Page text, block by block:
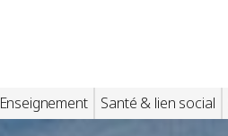
Enseignement Santé & lien social